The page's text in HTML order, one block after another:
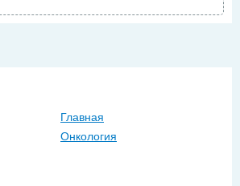
Главная
Онкология